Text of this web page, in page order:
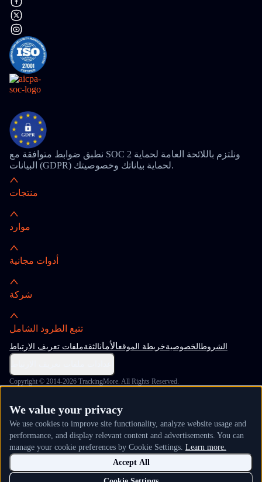
نطبق ضوابط متوافقة مع SOC 2 ونلتزم باللائحة العامة لحماية
البيانات (GDPR) لحماية بياناتك وخصوصيتك.
منتجات
موارد
أدوات مجانية
شركة
تتبع الطرود الشامل
الشروطالخصوصيةخريطة الموقعالأمانالثقةملفات تعريف الارتباط
Copyright © 2014-2026 TrackingMore. All Rights Reserved.
We value your privacy
We use cookies to improve site functionality, analyze website usage and
performance, and display relevant content and advertisements. You can
manage your cookie preferences by Cookie Settings. Learn more.
Accept All